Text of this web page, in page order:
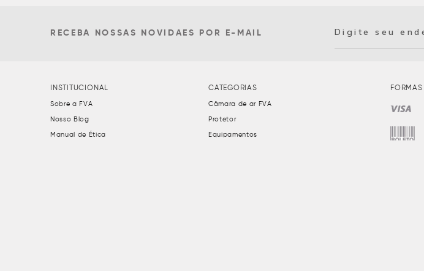
RECEBA NOSSAS NOVIDAES POR E-MAIL
INSTITUCIONAL
Sobre a FVA
Nosso Blog
Manual de Ética
CATEGORIAS
Câmara de ar FVA
Protetor
Equipamentos